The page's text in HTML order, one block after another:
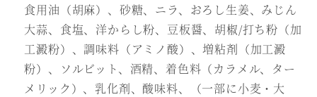
食用油（胡麻）、砂糖、ニラ、おろし生姜、みじん
大蒜、食塩、洋からし粉、豆板醤、胡椒/打ち粉（加
工澱粉）、調味料（アミノ酸）、増粘剤（加工澱
粉）、ソルビット、酒精、着色料（カラメル、ター
メリック）、乳化剤、酸味料、（一部に小麦・大